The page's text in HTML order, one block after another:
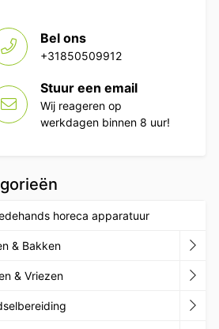
Bel ons
+31850509912
Stuur een email
Wij reageren op
werkdagen binnen 8 uur!
horeca apparatuur
& Bakken
& Vriezen